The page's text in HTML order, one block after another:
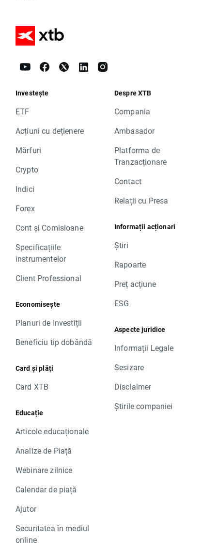
Investește
ETF
Acțiuni cu dețienere
Mărfuri
Crypto
Indici
Forex
Cont și Comisioane
Specificațiile
instrumentelor
Client Professional
Economisește
Planuri de Investiții
Beneficiu tip dobândă
Card și plăți
Card XTB
Educație
Articole educaționale
Analize de Piață
Webinare zilnice
Calendar de piață
Ajutor
Securitatea în mediul
online
Despre XTB
Compania
Ambasador
Platforma de
Tranzacționare
Contact
Relații cu Presa
Informații acționari
Știri
Rapoarte
Preț acțiune
ESG
Aspecte juridice
Informații Legale
Sesizare
Disclaimer
Știrile companiei